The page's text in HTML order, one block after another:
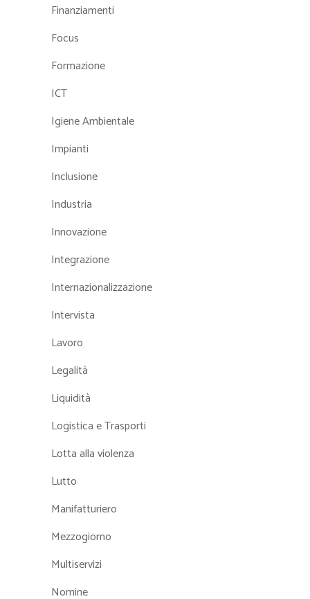
Finanziamenti
Focus
Formazione
ICT
Igiene Ambientale
Impianti
Inclusione
Industria
Innovazione
Integrazione
Internazionalizzazione
Intervista
Lavoro
Legalità
Liquidità
Logistica e Trasporti
Lotta alla violenza
Lutto
Manifatturiero
Mezzogiorno
Multiservizi
Nomine